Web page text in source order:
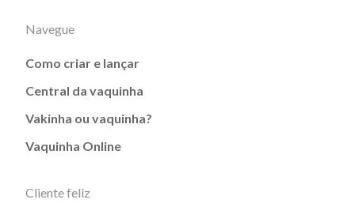
Navegue
Como criar e lançar
Central da vaquinha
Vakinha ou vaquinha?
Vaquinha Online
Cliente feliz